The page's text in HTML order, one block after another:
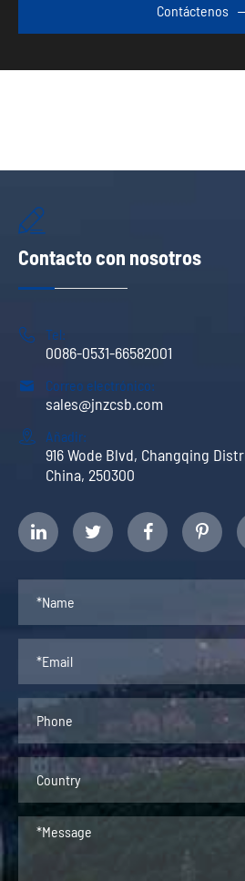
Contáctenos

Contacto con nosotros
 Tel:
0086-0531-66582001
 Correo electrónico:
sales@jnzcsb.com
 Añadir:
916 Wode Blvd, Changqing
China, 250300